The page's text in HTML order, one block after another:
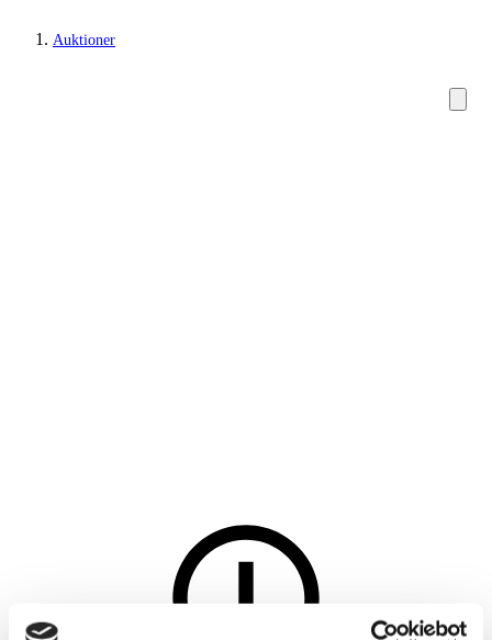
Auktioner